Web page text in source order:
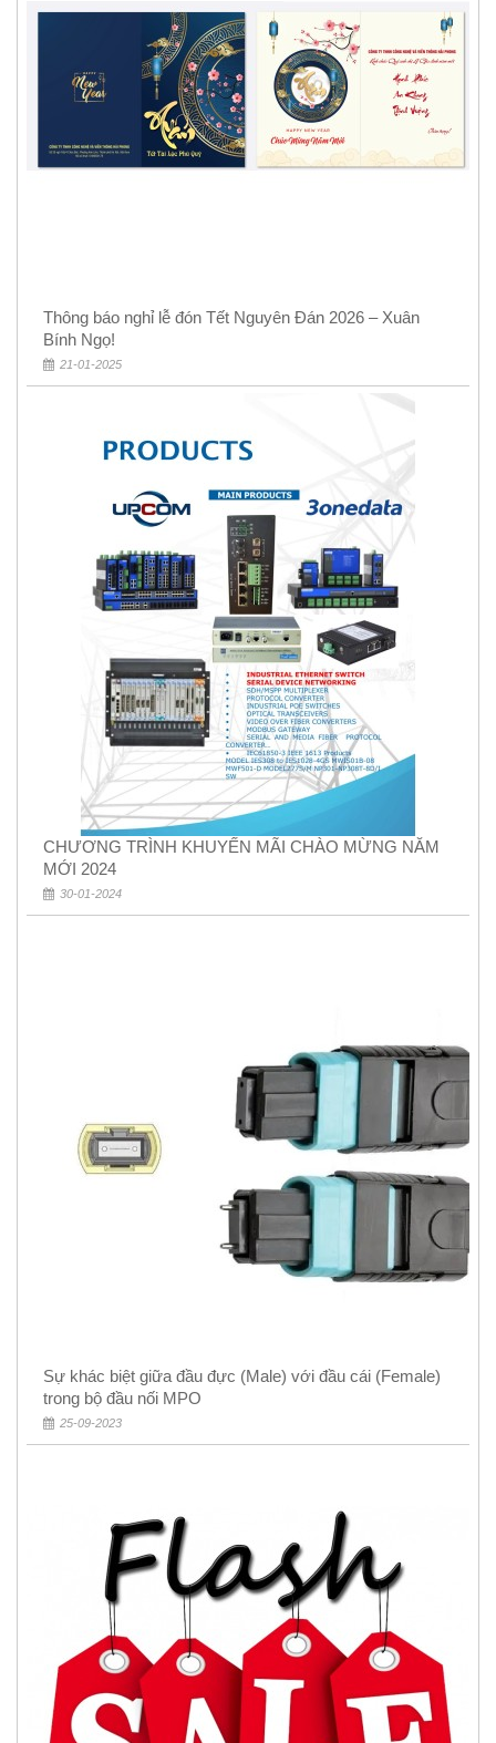
Thông báo nghỉ lễ đón Tết Nguyên Đán 2026 – Xuân
Bính Ngọ!
21-01-2025
CHƯƠNG TRÌNH KHUYẾN MÃI CHÀO MỪNG NĂM
MỚI 2024
30-01-2024
Sự khác biệt giữa đầu đực (Male) với đầu cái (Female)
trong bộ đầu nối MPO
25-09-2023